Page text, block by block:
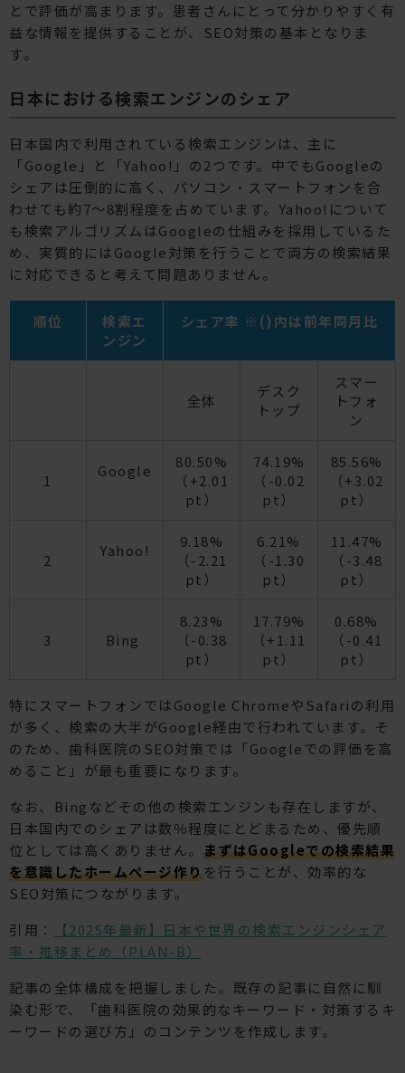
とで評価が高まります。患者さんにとって分かりやすく有
益な情報を提供することが、SEO対策の基本となりま
す。
日本における検索エンジンのシェア
日本国内で利用されている検索エンジンは、主に
「Google」と「Yahoo!」の2つです。中でもGoogleの
シェアは圧倒的に高く、パソコン・スマートフォンを合
わせても約7〜8割程度を占めています。Yahoo!について
も検索アルゴリズムはGoogleの仕組みを採用しているた
め、実質的にはGoogle対策を行うことで両方の検索結果
に対応できると考えて問題ありません。
順位
検索エ
ンジン
シェア率 ※()内は前年同月比
全体
デスク
トップ
スマー
トフォ
ン
1
Google
80.50%
（+2.01
pt）
74.19%
（-0.02
pt）
85.56%
（+3.02
pt）
2
Yahoo!
9.18%
（-2.21
pt）
6.21%
（-1.30
pt）
11.47%
（-3.48
pt）
3 Bing
8.23%
（-0.38
pt）
17.79%
（+1.11
pt）
0.68%
（-0.41
pt）
特にスマートフォンではGoogle ChromeやSafariの利用
が多く、検索の大半がGoogle経由で行われています。そ
のため、歯科医院のSEO対策では「Googleでの評価を高
めること」が最も重要になります。
なお、Bingなどその他の検索エンジンも存在しますが、
日本国内でのシェアは数％程度にとどまるため、優先順
位としては高くありません。 まずはGoogleでの検索結果
を意識したホームページ作りを行うことが、効率的な
SEO対策につながります。
引用：
【2025年最新】日本や世界の検索エンジンシェア
率・推移まとめ（PLAN-B）
記事の全体構成を把握しました。既存の記事に自然に馴
染む形で、「歯科医院の効果的なキーワード・対策するキ
ーワードの選び方」のコンテンツを作成します。